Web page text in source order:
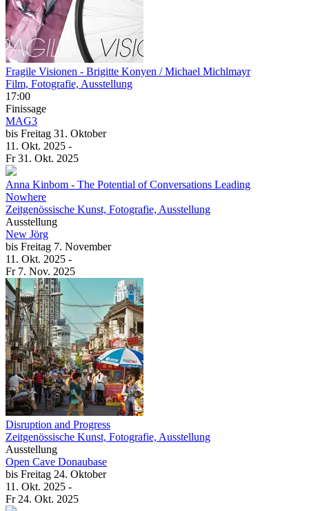
Fragile Visionen- Brigitte Konyen / Michael Michlmayr
Film, Fotografie, Ausstellung
17:00
Finissage
MAG3
bis Freitag 31. Oktober
11. Okt. 2025 -
Fr 31. Okt. 2025
Anna Kinbom- The Potential of Conversations Leading
Nowhere
Zeitgenössische Kunst, Fotografie, Ausstellung
Ausstellung
New Jörg
bis Freitag 7. November
11. Okt. 2025 -
Fr7. Nov.2025
Disruption and Progress
Zeitgenössische Kunst, Fotografie, Ausstellung
Ausstellung
Open Cave Donaubase
bis Freitag 24. Oktober
11. Okt. 2025 -
Fr 24. Okt. 2025